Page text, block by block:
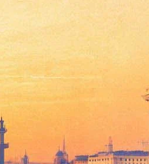
в Санкт-Петербурге, Москве,